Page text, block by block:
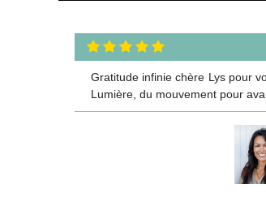
Gratitude infinie chère Lys pour
Lumière, du mouvement pour